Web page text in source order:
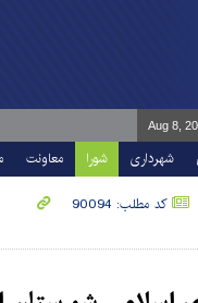
Aug 8,
شهرداری شورا معاونت
کد مطلب: 90094